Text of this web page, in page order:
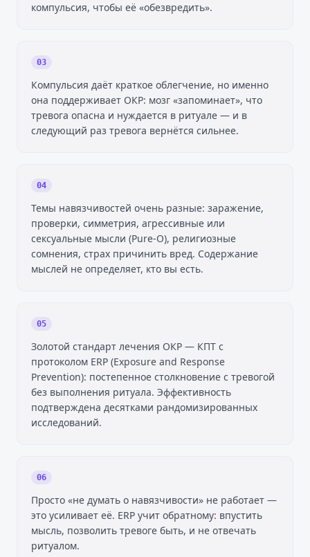
компульсия, чтобы её «обезвредить».
03
Компульсия даёт краткое облегчение, но именно
она поддерживает ОКР: мозг «запоминает», что
тревога опасна и нуждается в ритуале — и в
следующий раз тревога вернётся сильнее.
04
Темы навязчивостей очень разные: заражение,
проверки, симметрия, агрессивные или
сексуальные мысли (Pure-O), религиозные
сомнения, страх причинить вред. Содержание
мыслей не определяет, кто вы есть.
05
Золотой стандарт лечения ОКР — КПТ с
протоколом ERP (Exposure and Response
Prevention): постепенное столкновение с тревогой
без выполнения ритуала. Эффективность
подтверждена десятками рандомизированных
исследований.
06
Просто «не думать о навязчивости» не работает —
это усиливает её. ERP учит обратному: впустить
мысль, позволить тревоге быть, и не отвечать
ритуалом.